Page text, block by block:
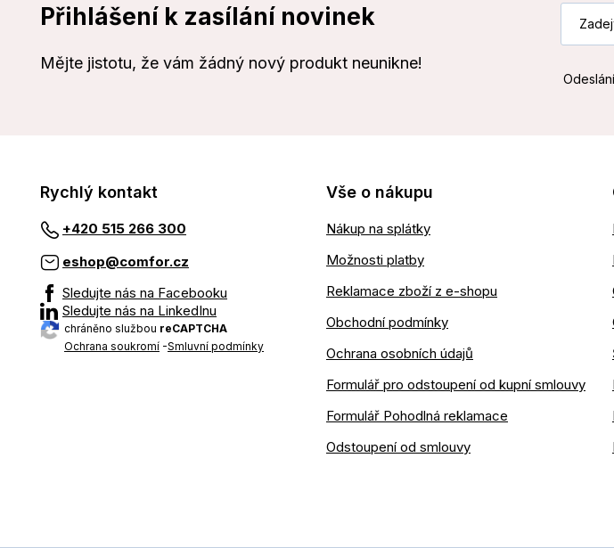
Přihlášení k zasílání novinek
Mějte jistotu, že vám žádný nový produkt neunikne!
Rychlý kontakt
+420 515 266 300
eshop@comfor.cz
Sledujte nás na Facebooku
Sledujte nás na LinkedInu
chráněno službou reCAPTCHA
Ochrana soukromí -Smluvní podmínky
Vše o nákupu
Nákup na splátky
Možnosti platby
Reklamace zboží z e-shopu
Obchodní podmínky
Ochrana osobních údajů
Formulář pro odstoupení od kupní smlouvy
Formulář Pohodlná reklamace
Odstoupení od smlouvy